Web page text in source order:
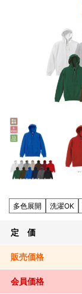
多色展開 洗濯OK
定 価
販売価格
会員価格